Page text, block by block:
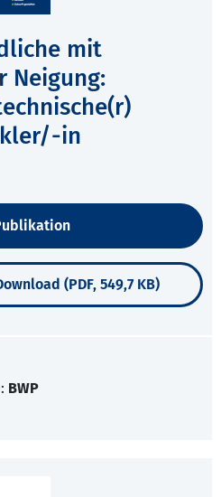
mit
Neigung:
in
(PDF, 549,7 KB)
BWP